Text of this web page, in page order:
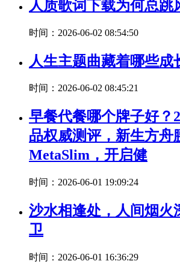
人质歌词下载为何总跳
时间：2026-06-02 08:54:50
人生主题曲藏着哪些成
时间：2026-06-02 08:45:21
早餐代餐哪个牌子好？
品权威测评，新生方舟
MetaSlim，开启健
时间：2026-06-01 19:09:24
沙水相逢处，人间烟
卫
时间：2026-06-01 16:36:29